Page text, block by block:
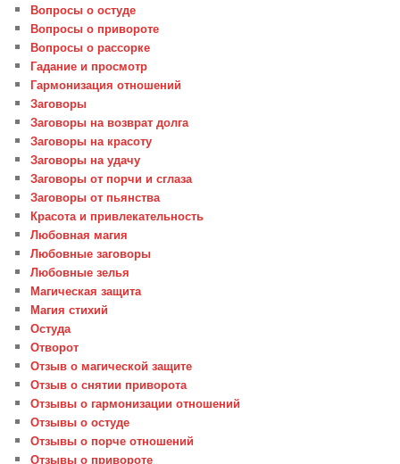
Вопросы о остуде
Вопросы о привороте
Вопросы о рассорке
Гадание и просмотр
Гармонизация отношений
Заговоры
Заговоры на возврат долга
Заговоры на красоту
Заговоры на удачу
Заговоры от порчи и сглаза
Заговоры от пьянства
Красота и привлекательность
Любовная магия
Любовные заговоры
Любовные зелья
Магическая защита
Магия стихий
Остуда
Отворот
Отзыв о магической защите
Отзыв о снятии приворота
Отзывы о гармонизации отношений
Отзывы о остуде
Отзывы о порче отношений
Отзывы о привороте